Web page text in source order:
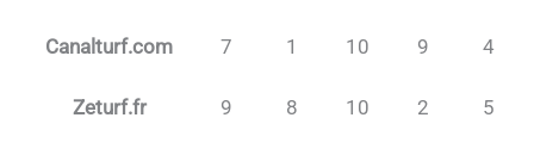
Canalturf.com 7 1 10 9 4
Zeturf.fr 9 8 10 2 5